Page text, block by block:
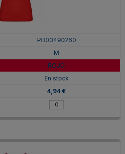
PD03490260
M
ROJO
En stock
4,94 €